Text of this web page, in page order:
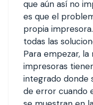
que aún así no
es que el
propia impresora.
todas las
Para empezar,
impresoras
integrado donde
de error cuando